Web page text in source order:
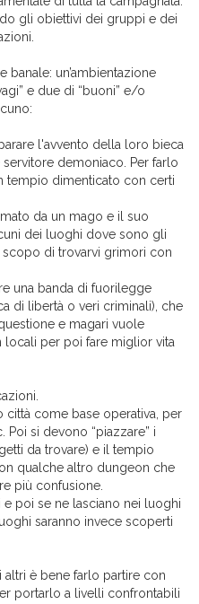
gli obiettivi dei gruppi e dei
banale: un’ambientazione
e due di “buoni” e/o
l'avvento della loro bieca
demoniaco. Per farlo
tempio dimenticato con certi
da un mago e il suo
dei luoghi dove sono gli
scopo di trovarvi grimori con
una banda di fuorilegge
di libertà o veri criminali), che
e magari vuole
per poi fare miglior vita
come base operativa, per
Poi si devono “piazzare” i
da trovare) e il tempio
qualche altro dungeon che
più confusione.
poi se ne lasciano nei luoghi
saranno invece scoperti
è bene farlo partire con
portarlo a livelli confrontabili